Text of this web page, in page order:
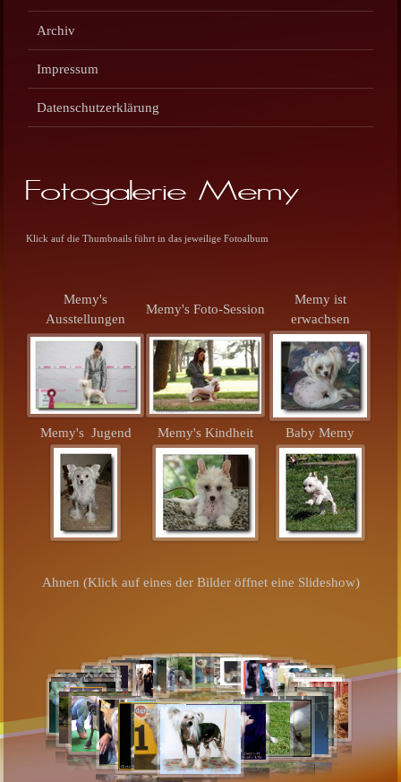
Archiv
Impressum
Datenschutzerklärung
Fotogalerie Memy
Klick auf die Thumbnails führt in das jeweilige Fotoalbum
Memy's
Ausstellungen
Memy's Foto-Session
Memy ist
erwachsen
Memy's Jugend Memy's Kindheit Baby Memy
Ahnen (Klick auf eines der Bilder öffnet eine Slideshow)